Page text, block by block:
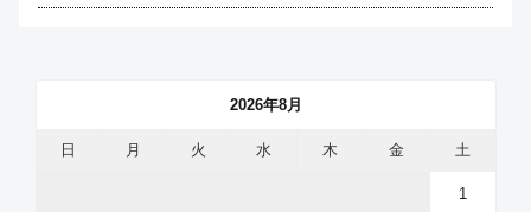
2026年8月
日 月 火 水 木 金 土
1